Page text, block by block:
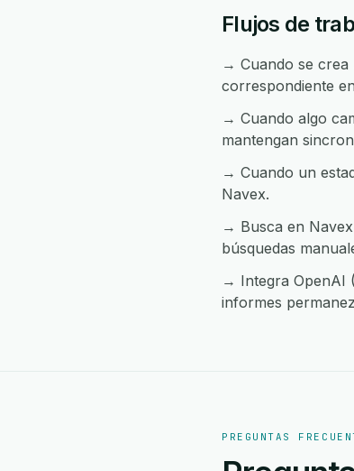
Flujos de
→ Cuando se crea
correspondiente
→ Cuando algo
mantengan
→ Cuando un
Navex.
→ Busca en
búsquedas
→ Integra OpenAI
informes
PREGUNTAS